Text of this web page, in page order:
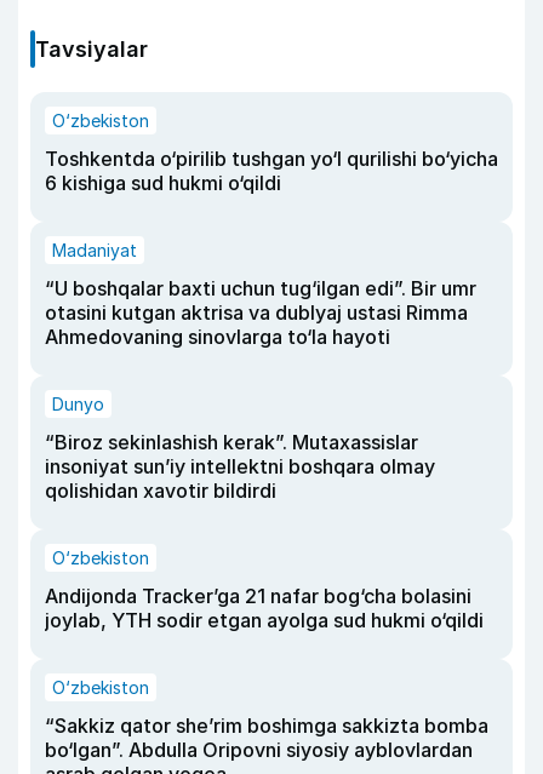
Tavsiyalar
O‘zbekiston
Toshkentda o‘pirilib tushgan yo‘l qurilishi bo‘yicha
6 kishiga sud hukmi o‘qildi
Madaniyat
“U boshqalar baxti uchun tug‘ilgan edi”. Bir umr
otasini kutgan aktrisa va dublyaj ustasi Rimma
Ahmedovaning sinovlarga to‘la hayoti
Dunyo
“Biroz sekinlashish kerak”. Mutaxassislar
insoniyat sun’iy intellektni boshqara olmay
qolishidan xavotir bildirdi
O‘zbekiston
Andijonda Tracker’ga 21 nafar bog‘cha bolasini
joylab, YTH sodir etgan ayolga sud hukmi o‘qildi
O‘zbekiston
“Sakkiz qator she’rim boshimga sakkizta bomba
bo‘lgan”. Abdulla Oripovni siyosiy ayblovlardan